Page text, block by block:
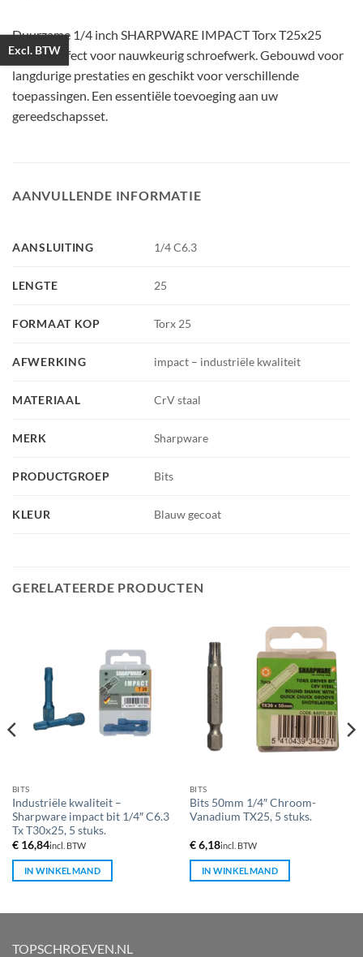
Duurzame 1/4 inch SHARPWARE IMPACT Torx T25x25
bitjes, perfect voor nauwkeurig schroefwerk. Gebouwd voor
langdurige prestaties en geschikt voor verschillende
toepassingen. Een essentiële toevoeging aan uw
gereedschapsset.
AANVULLENDE INFORMATIE
AANSLUITING 1/4 C6.3
LENGTE 25
FORMAAT KOP Torx 25
AFWERKING impact – industriële kwaliteit
MATERIAAL CrV staal
MERK Sharpware
PRODUCTGROEP Bits
KLEUR Blauw gecoat
GERELATEERDE PRODUCTEN
BITS
Industriële kwaliteit –
Sharpware impact bit 1/4″ C6.3
Tx T30x25, 5 stuks.
€16,84incl. BTW
IN WINKELMAND
BITS
Bits 50mm 1/4″ Chroom-
Vanadium TX25, 5 stuks.
€6,18incl. BTW
IN WINKELMAND
TOPSCHROEVEN.NL
Excl. BTW